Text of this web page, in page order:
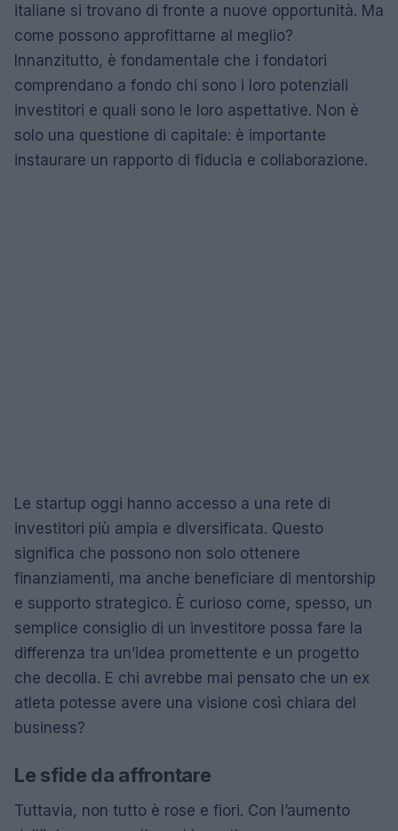
italiane si trovano di fronte a nuove opportunità. Ma
come possono approfittarne al meglio?
Innanzitutto, è fondamentale che i fondatori
comprendano a fondo chi sono i loro potenziali
investitori e quali sono le loro aspettative. Non è
solo una questione di capitale: è importante
instaurare un rapporto di fiducia e collaborazione.
Le startup oggi hanno accesso a una rete di
investitori più ampia e diversificata. Questo
significa che possono non solo ottenere
finanziamenti, ma anche beneficiare di mentorship
e supporto strategico. È curioso come, spesso, un
semplice consiglio di un investitore possa fare la
differenza tra un’idea promettente e un progetto
che decolla. E chi avrebbe mai pensato che un ex
atleta potesse avere una visione così chiara del
business?
Le sfide da affrontare
Tuttavia, non tutto è rose e fiori. Con l’aumento